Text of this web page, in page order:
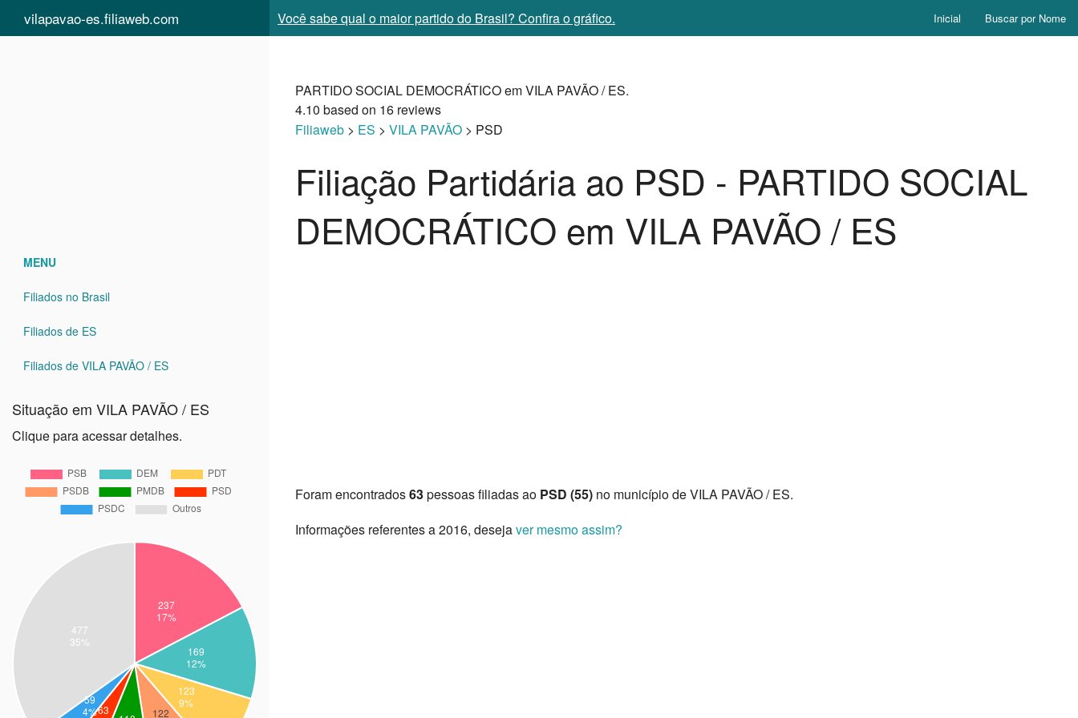
vilapavao-es.filiaweb.com Você sabe qual o maior partido do Brasil? Confira o gráfico. Inicial Buscar por Nome
MENU
Filiados no Brasil
Filiados de ES
Filiados de VILA PAVÃO / ES
Situação em VILA PAVÃO / ES
Clique para acessar detalhes.
PARTIDO SOCIAL DEMOCRÁTICO em VILA PAVÃO / ES.
4.10 based on 16 reviews
Filiaweb > ES > VILA PAVÃO > PSD
Filiação Partidária ao PSD - PARTIDO SOCIAL
DEMOCRÁTICO em VILA PAVÃO / ES
Foram encontrados63pessoas filiadas ao PSD (55) no município de VILA PAVÃO / ES.
Informações referentes a 2016, desejaver mesmo assim?